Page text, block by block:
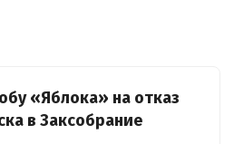
«Яблока» на отказ
в Заксобрание